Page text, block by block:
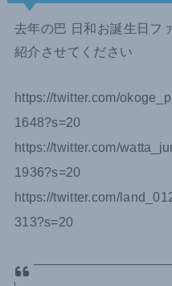
去年の巴 日和お誕生日フ
紹介させてください
https://twitter.com/
1648?s=20
https://twitter.com/
1936?s=20
https://twitter.com/
313?s=20